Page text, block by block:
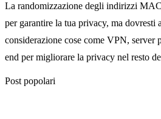
La randomizzazione degli indirizzi
per garantire la tua privacy, ma dovresti
considerazione cose come VPN, server
end per migliorare la privacy nel resto
Post popolari